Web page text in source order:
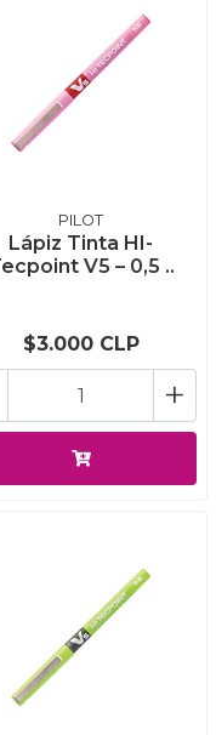
PILOT
Lápiz Tinta HI-
V5 – 0,5 ..
$3.000 CLP
+